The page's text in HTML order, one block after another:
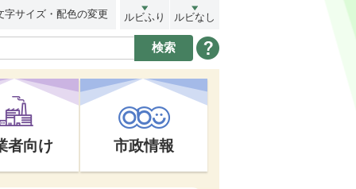
字サイズ・配色の変更 ルビふり ルビなし
者向け 市政情報